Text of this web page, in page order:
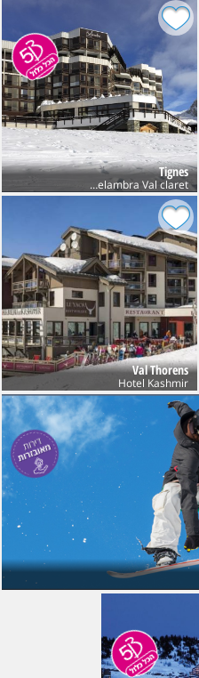
Tignes
Club Belambra Val claret חנוכה
Val Thorens
Hotel Kashmir